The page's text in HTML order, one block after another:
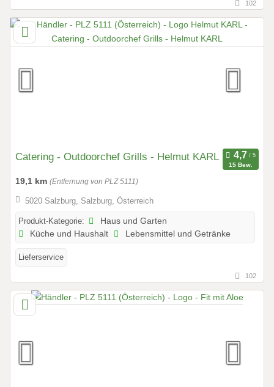
102
Catering - Outdoorchef Grills - Helmut KARL
15 Bew.
19,1 km (Entfernung von PLZ 5111)
5020 Salzburg, Salzburg, Österreich
Produkt-Kategorie:
Haus und Garten
Küche und Haushalt
Lebensmittel und Getränke
Lieferservice
102